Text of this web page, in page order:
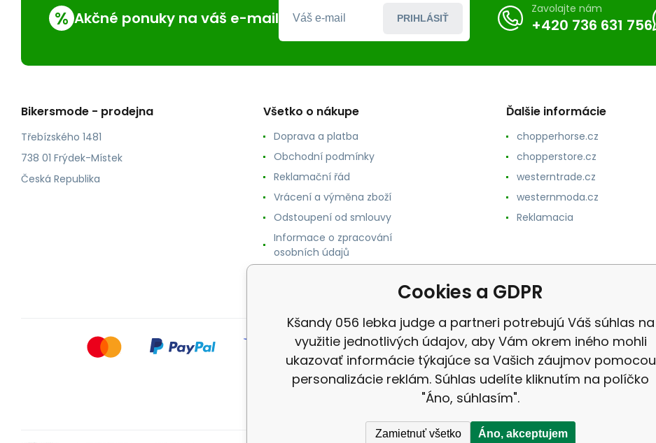
% Akčné ponuky na váš e-mail PRIHLÁSIŤ
Zavolajte nám
+420 736 631 756
Bikersmode - prodejna
Třebízského 1481
738 01 Frýdek-Místek
Česká Republika
Všetko o nákupe
Doprava a platba
Obchodní podmínky
Reklamační řád
Vrácení a výměna zboží
Odstoupení od smlouvy
Informace o zpracování
osobních údajů
Ďalšie informácie
chopperhorse.cz
chopperstore.cz
westerntrade.cz
westernmoda.cz
Reklamacia
Cookies a GDPR
Kšandy 056 lebka judge a partneri potrebujú Váš súhlas na
využitie jednotlivých údajov, aby Vám okrem iného mohli
ukazovať informácie týkajúce sa Vašich záujmov pomocou
personalizácie reklám. Súhlas udelíte kliknutím na políčko
"Áno, súhlasím".
Zamietnuť všetko Áno, akceptujem